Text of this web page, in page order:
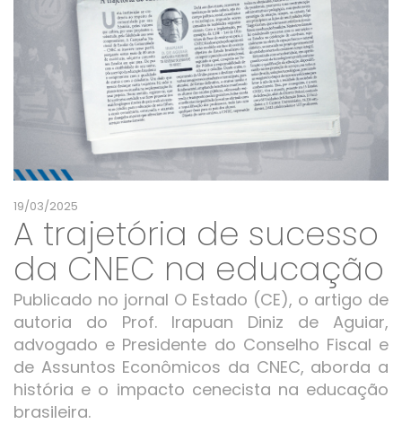
19/03/2025
A trajetória de sucesso
da CNEC na educação
Publicado no jornal O Estado (CE), o artigo de
autoria do Prof. Irapuan Diniz de Aguiar,
advogado e Presidente do Conselho Fiscal e
de Assuntos Econômicos da CNEC, aborda a
história e o impacto cenecista na educação
brasileira.